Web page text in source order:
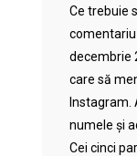
Ce trebuie
comentariu
decembrie
care să
Instagram.
numele și
Cei cinci